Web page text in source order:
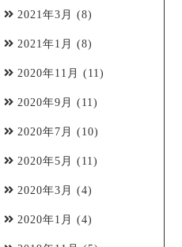
2021年3月 (8)
2021年1月 (8)
2020年11月 (11)
2020年9月 (11)
2020年7月 (10)
2020年5月 (11)
2020年3月 (4)
2020年1月 (4)